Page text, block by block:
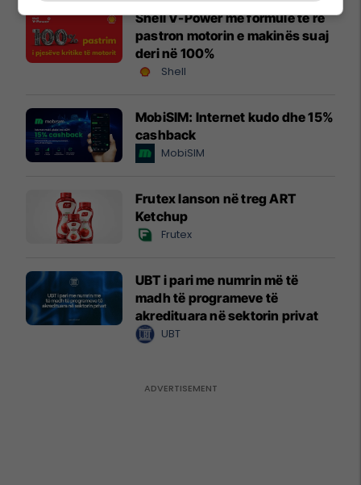
Shell V-Power me formulë të re
pastron motorin e makinës suaj
deri në 100%
Shell
MobiSIM: Internet kudo dhe 15%
cashback
MobiSIM
Frutex lanson në treg ART
Ketchup
Frutex
UBT i pari me numrin më të
madh të programeve të
akredituara në sektorin privat
UBT